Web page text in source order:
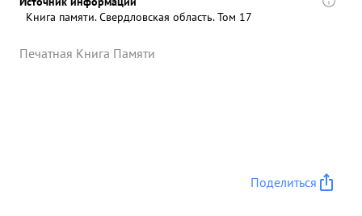
Красноград до 5 составов,в аэродроме Полтава
150 самолетов 7.1.1944 года установил на а ст.Сни
Иревка составов ст.Высокополье состав ов на ст
Книга памяти. Свердловская область. Том 17
Печатная Книга Памяти
Поделиться